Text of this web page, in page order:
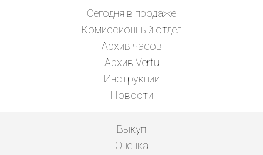
Сегодня в продаже
Комиссионный отдел
Архив часов
Архив Vertu
Инструкции
Новости
Выкуп
Оценка